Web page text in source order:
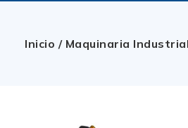
Inicio / Maquinaria Industrial